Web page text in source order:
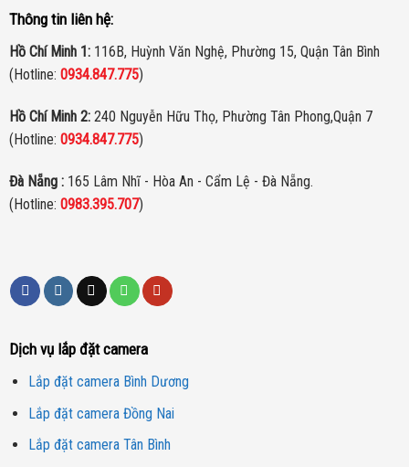
Thông tin liên hệ:
Hồ Chí Minh 1:116B, Huỳnh Văn Nghệ, Phường 15, Quận Tân Bình
(Hotline: 0934.847.775)
Hồ Chí Minh 2:240 Nguyễn Hữu Thọ, Phường Tân Phong,Quận 7
(Hotline: 0934.847.775)
Đà Nẵng :165 Lâm Nhĩ - Hòa An - Cẩm Lệ - Đà Nẵng.
(Hotline: 0983.395.707)
Dịch vụ lắp đặt camera
Lắp đặt camera Bình Dương
Lắp đặt camera Đồng Nai
Lắp đặt camera Tân Bình